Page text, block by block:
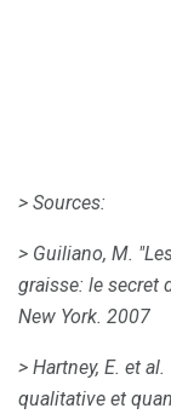
> Sources:
> Guiliano, M.
graisse: le secret
New York. 2007
> Hartney, E. et al.
qualitative et